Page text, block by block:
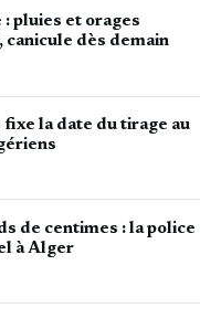
pluies et orages
canicule dès demain
la date du tirage au
de centimes : la police
à Alger